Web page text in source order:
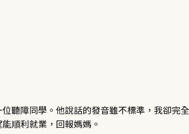
聽障同學。他說話的發音雖不標準，我卻
順利就業，回報媽媽。